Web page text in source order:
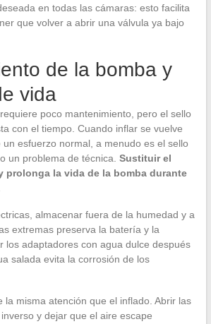
en todas las cámaras: esto facilita
que volver a abrir una válvula ya bajo
de la bomba y
vida
poco mantenimiento, pero el sello
con el tiempo. Cuando inflar se vuelve
esfuerzo normal, a menudo es el sello
un problema de técnica. Sustituir el
prolonga la vida de la bomba durante
almacenar fuera de la humedad y a
extremas preserva la batería y la
los adaptadores con agua dulce después
salada evita la corrosión de los
la misma atención que el inflado. Abrir las
y dejar que el aire escape